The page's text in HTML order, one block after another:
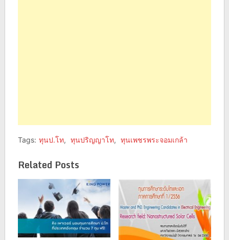
Tags: ทุนป.โท, ทุนปริญญาโท, ทุนเพชรพระจอมเกล้า
Related Posts